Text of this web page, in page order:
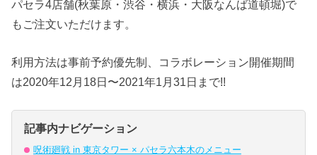
パセラ4店舗(秋葉原・渋谷・横浜・大阪なんば道頓堀)で
もご注文いただけます。
利用方法は事前予約優先制、コラボレーション開催期間
は2020年12月18日〜2021年1月31日まで!!
記事内ナビゲーション
呪術廻戦 in 東京タワー × パセラ六本木のメニュー